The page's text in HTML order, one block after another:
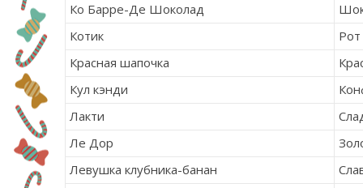
Ко Барре-Де Шоколад
Котик
Красная шапочка
Кул кэнди
Лакти
Ле Дор
Левушка клубника-банан